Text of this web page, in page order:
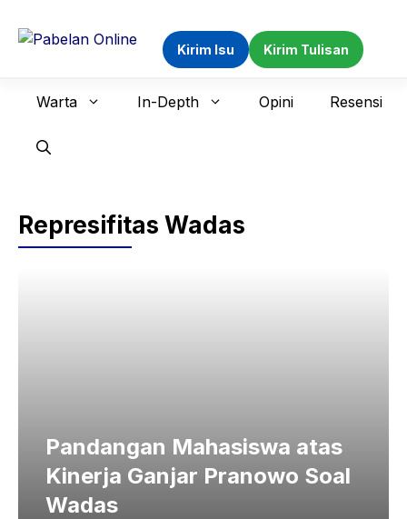
Kirim Isu Kirim Tulisan
Warta In-Depth Opini Resensi
Represifitas Wadas
Pandangan Mahasiswa atas
Kinerja Ganjar Pranowo Soal
Wadas